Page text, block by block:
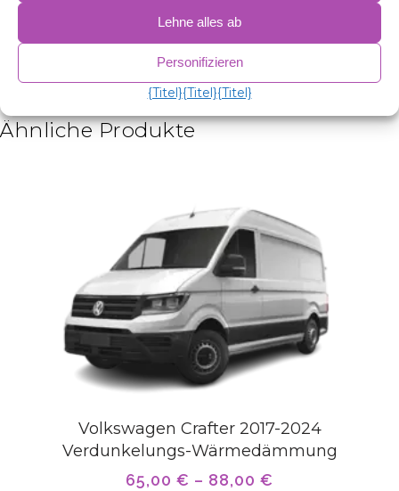
Lehne alles ab
Personifizieren
{Titel}{Titel}{Titel}
38 Mikron Aluminiumfolie.
75 g/m² antiallergische Wattierung zur Isolierung.
Antikondensations-PVC.
Ähnliche Produkte
Volkswagen Crafter 2017-2024
Verdunkelungs-Wärmedämmung
65,00 € – 88,00 €